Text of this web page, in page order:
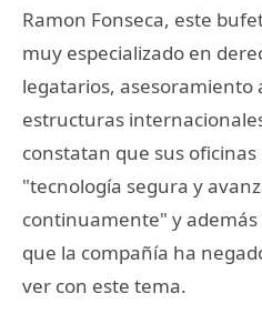
Ramon Fonseca, este
muy especializado en
legatarios, asesoramiento
estructuras
constatan que sus
"tecnología segura y
continuamente" y
que la compañía ha
ver con este tema.